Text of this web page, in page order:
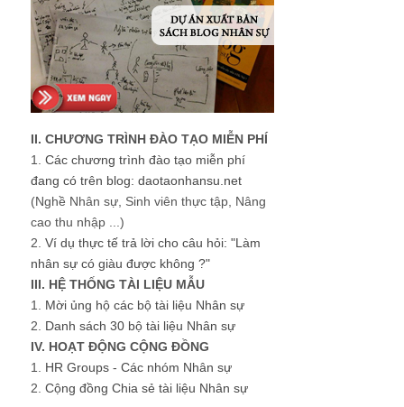
II. CHƯƠNG TRÌNH ĐÀO TẠO MIỄN PHÍ
1. Các chương trình đào tạo miễn phí
đang có trên blog: daotaonhansu.net
(Nghề Nhân sự, Sinh viên thực tập, Nâng
cao thu nhập ...)
2. Ví dụ thực tế trả lời cho câu hỏi: "Làm
nhân sự có giàu được không ?"
III. HỆ THỐNG TÀI LIỆU MẪU
1. Mời ủng hộ các bộ tài liệu Nhân sự
2. Danh sách 30 bộ tài liệu Nhân sự
IV. HOẠT ĐỘNG CỘNG ĐỒNG
1. HR Groups - Các nhóm Nhân sự
2. Cộng đồng Chia sẻ tài liệu Nhân sự